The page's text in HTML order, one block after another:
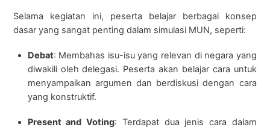
Selama kegiatan ini, peserta belajar berbagai konsep
dasar yang sangat penting dalam simulasi MUN, seperti:
Debat: Membahas isu-isu yang relevan di negara yang
diwakili oleh delegasi. Peserta akan belajar cara untuk
menyampaikan argumen dan berdiskusi dengan cara
yang konstruktif.
Present and Voting: Terdapat dua jenis cara dalam